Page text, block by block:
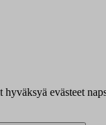
evästeet